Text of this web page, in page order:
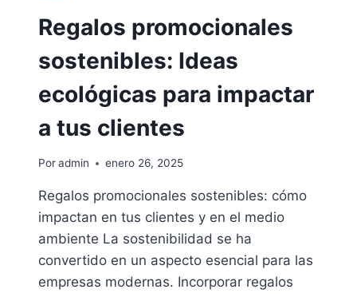
Y
CONGRESOS
ASEGURA
ÉXITO
TU
Regalos promocionales
sostenibles: Ideas
ecológicas para impactar
a tus clientes
Poradmin enero 26, 2025
Regalos promocionales sostenibles: cómo
impactan en tus clientes y en el medio
ambiente La sostenibilidad se ha
convertido en un aspecto esencial para las
empresas modernas. Incorporar regalos